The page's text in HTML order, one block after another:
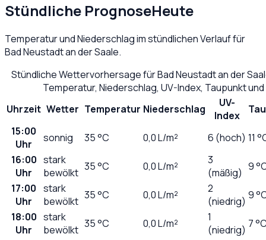
Stündliche PrognoseHeute
Temperatur und Niederschlag im stündlichen Verlauf für
Bad Neustadt an der Saale.
Stündliche Wettervorhersage fürBad Neustadt an der
Temperatur, Niederschlag, UV-Index, Taupunkt
Uhrzeit Wetter Temperatur Niederschlag
UV-
Index
15:00
Uhr
sonnig 35°C 0,0L/m² 6 (hoch) 11
16:00
Uhr
stark
bewölkt 35°C 0,0L/m²
3
(mäßig) 9
17:00
Uhr
stark
bewölkt 35°C 0,0L/m²
2
(niedrig) 9
18:00
Uhr
stark
bewölkt 35°C 0,0L/m²
1
(niedrig) 7